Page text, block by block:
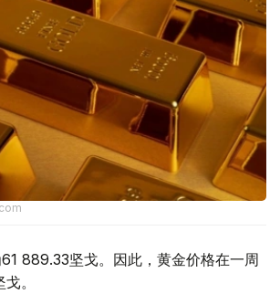
889.33坚戈。因此，黄金价格在一周
。